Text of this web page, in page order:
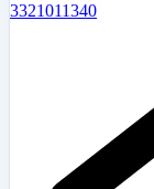
3321011340